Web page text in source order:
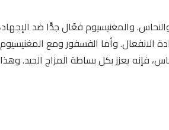
والمغنيسيوم فعّال جدًّا ضد
الانفعال. وأما الفسفور ومع
فإنه يعزز بكل بساطة المزاج الجيد.